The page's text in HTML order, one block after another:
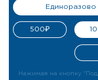
Единоразово
500₽
Нажимая на кнопку